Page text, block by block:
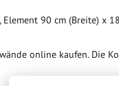
Element 90 cm (Breite) x
online kaufen. Die